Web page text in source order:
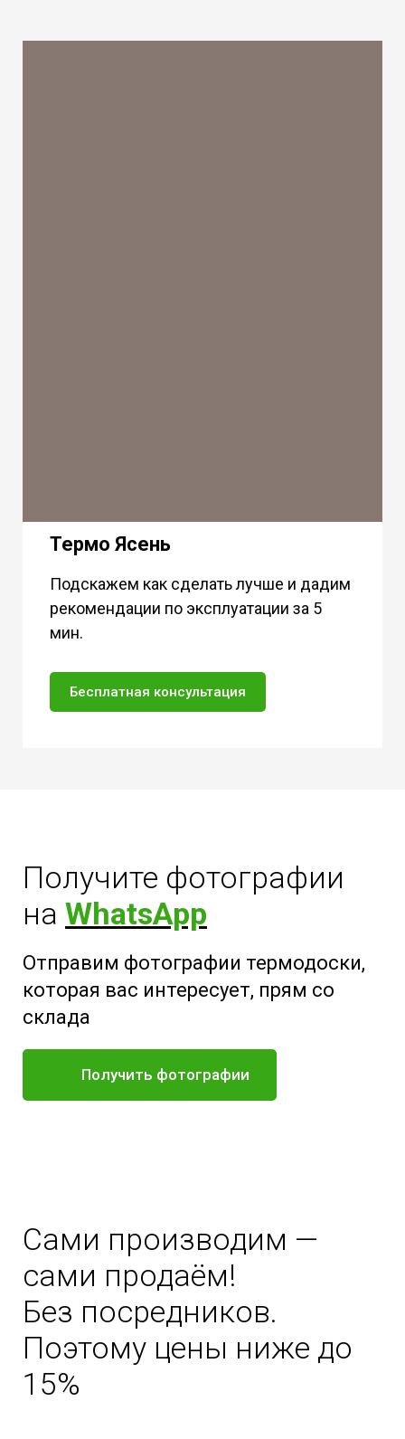
Термо Ясень
Подскажем как сделать лучше и дадим
рекомендации по эксплуатации за 5
мин.
Бесплатная консультация
Получите фотографии
на WhatsApp
Отправим фотографии термодоски,
которая вас интересует, прям со
склада
Получить фотографии
Сами производим —
сами продаём!
Без посредников.
Поэтому цены ниже до
15%